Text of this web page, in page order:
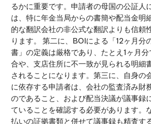
るかに重要です。申請者の母国の公証人
は、特に年金当局からの書簡や配当金明
的な翻訳会社の非公式な翻訳よりも信頼
ります。 第二に、BOIによる「12ヶ月分
書」の定義は厳格であり、たとえ1ヶ月
合や、支店住所に不一致が見られる明細
されることになります。第三に、自身の
に依存する申請者は、会社の監査済み財
のであること、および配当決議が議事録
ていることを確認する必要があります。
払いの証拠書類と併せて議事録も精査す